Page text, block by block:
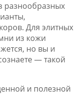
разнообразных
Для элитных
из кожи
но вы и
— такой
и полезной